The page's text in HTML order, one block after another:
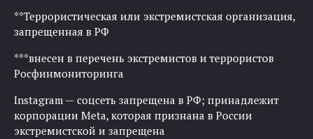
**Террористическая или экстремистская организация,
запрещенная в РФ
***внесен в перечень экстремистов и террористов
Росфинмониторинга
Instagram — соцсеть запрещена в РФ; принадлежит
корпорации Meta, которая признана в России
экстремистской и запрещена